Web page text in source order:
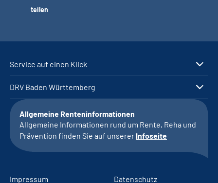
teilen
Service auf einen Klick
DRV Baden Württemberg
Allgemeine Renteninformationen
Allgemeine Informationen rund um Rente, Reha und
Prävention finden Sie auf unserer Infoseite
Impressum Datenschutz